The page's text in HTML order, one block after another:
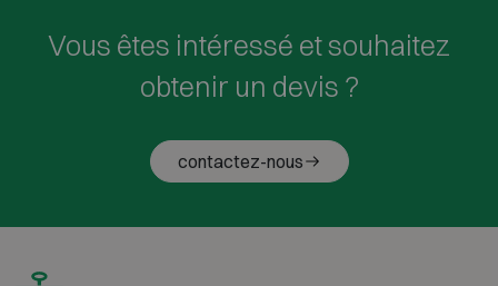
Vous êtes intéressé et souhaitez
obtenir un devis ?
contactez-nous